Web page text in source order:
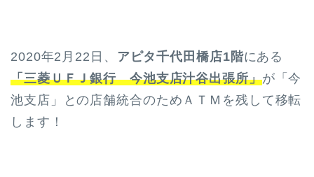
2020年2月22日、 アピタ千代田橋店1階にある
「三菱ＵＦＪ銀行 今池支店汁谷出張所」が「今
池支店」との店舗統合のためＡＴＭを残して移転
します！